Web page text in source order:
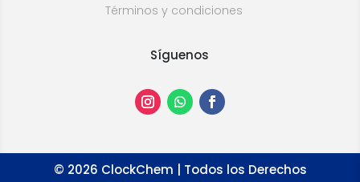
Términos y condiciones
Síguenos
© 2026 ClockChem | Todos los Derechos